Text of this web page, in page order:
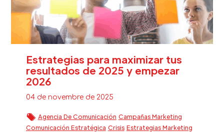
Estrategias para maximizar tus
resultados de 2025 y empezar
2026
04 de novembre de 2025
Agencia De Comunicación Campañas Marketing
Comunicación Estratégica Crisis Estrategias Marketing